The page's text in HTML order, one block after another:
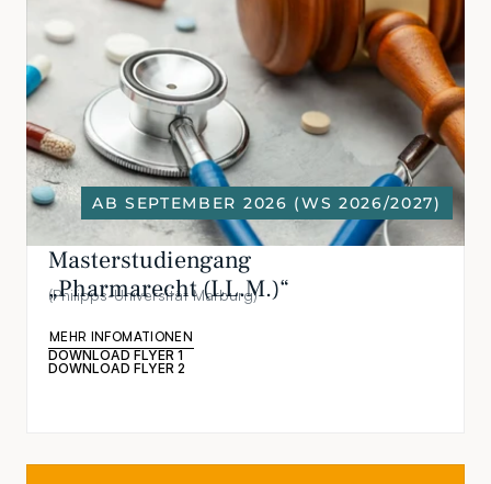
AB SEPTEMBER 2026 (WS 2026/2027)
Masterstudiengang
„Pharmarecht (LL.M.)“
(Philipps-Universität Marburg)
MEHR INFOMATIONEN
DOWNLOAD FLYER 1
DOWNLOAD FLYER 2